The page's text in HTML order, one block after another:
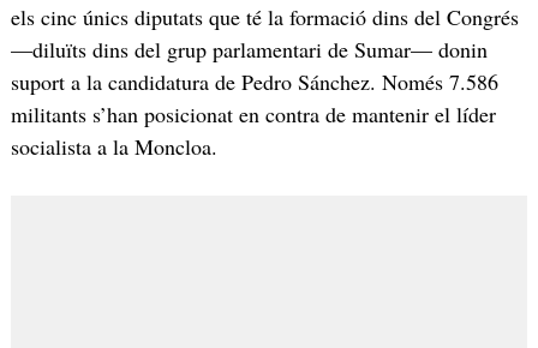
els cinc únics diputats que té la formació dins del Congrés
—diluïts dins del grup parlamentari de Sumar— donin
suport a la candidatura de Pedro Sánchez. Només 7.586
militants s’han posicionat en contra de mantenir el líder
socialista a la Moncloa.